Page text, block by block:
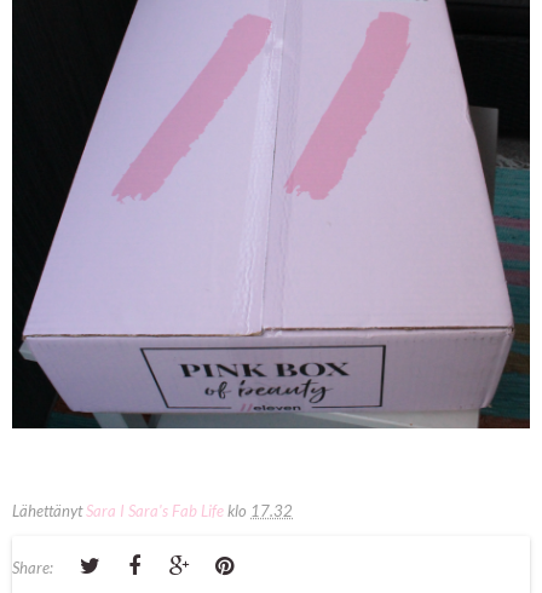
LähettänytSara I Sara's Fab Lifeklo 17.32
Share: